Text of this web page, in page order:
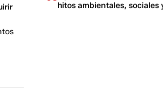
hitos ambientales, sociales